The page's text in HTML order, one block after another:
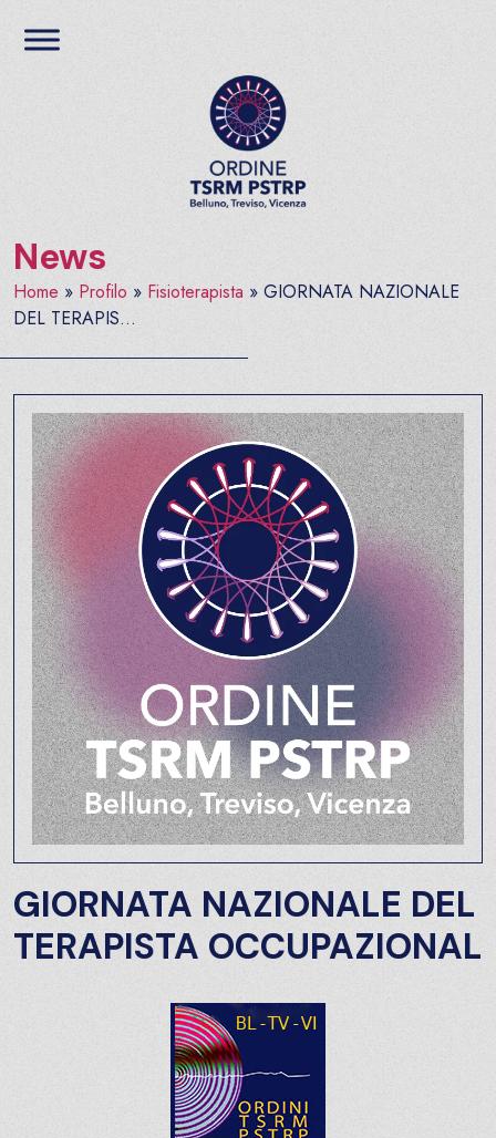
News
Home » Profilo » Fisioterapista » GIORNATA NAZIONALE
DEL TERAPIS...
GIORNATA NAZIONALE DEL
TERAPISTA OCCUPAZIONAL